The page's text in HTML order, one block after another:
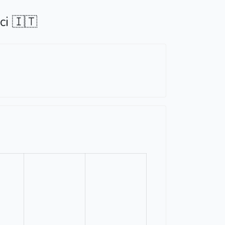
🇮🇹